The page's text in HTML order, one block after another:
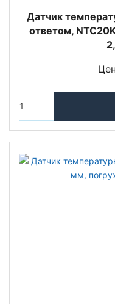
Датчик
ответом,